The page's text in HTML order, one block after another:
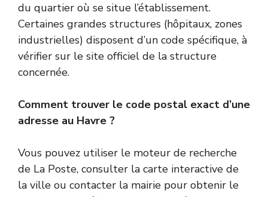
du quartier où se situe l’établissement.
Certaines grandes structures (hôpitaux, zones
industrielles) disposent d’un code spécifique, à
vérifier sur le site officiel de la structure
concernée.
Comment trouver le code postal exact d’une
adresse au Havre ?
Vous pouvez utiliser le moteur de recherche
de La Poste, consulter la carte interactive de
la ville ou contacter la mairie pour obtenir le